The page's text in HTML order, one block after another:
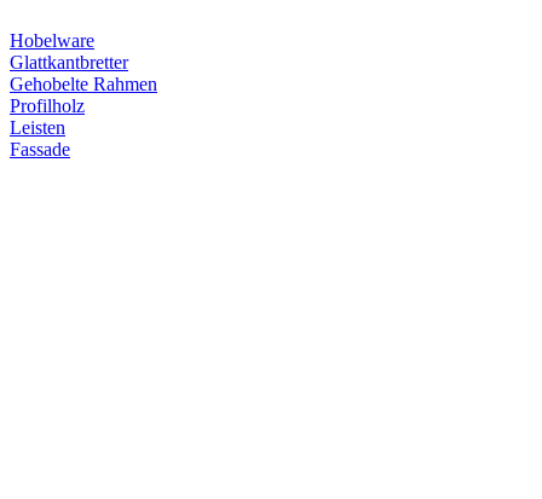
Hobelware
Glattkantbretter
Gehobelte Rahmen
Profilholz
Leisten
Fassade